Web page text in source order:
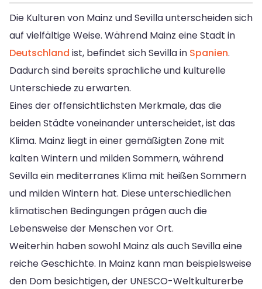
Die Kulturen von Mainz und Sevilla unterscheiden sich
auf vielfältige Weise. Während Mainz eine Stadt in
Deutschland ist, befindet sich Sevilla in Spanien.
Dadurch sind bereits sprachliche und kulturelle
Unterschiede zu erwarten.
Eines der offensichtlichsten Merkmale, das die
beiden Städte voneinander unterscheidet, ist das
Klima. Mainz liegt in einer gemäßigten Zone mit
kalten Wintern und milden Sommern, während
Sevilla ein mediterranes Klima mit heißen Sommern
und milden Wintern hat. Diese unterschiedlichen
klimatischen Bedingungen prägen auch die
Lebensweise der Menschen vor Ort.
Weiterhin haben sowohl Mainz als auch Sevilla eine
reiche Geschichte. In Mainz kann man beispielsweise
den Dom besichtigen, der UNESCO-Weltkulturerbe